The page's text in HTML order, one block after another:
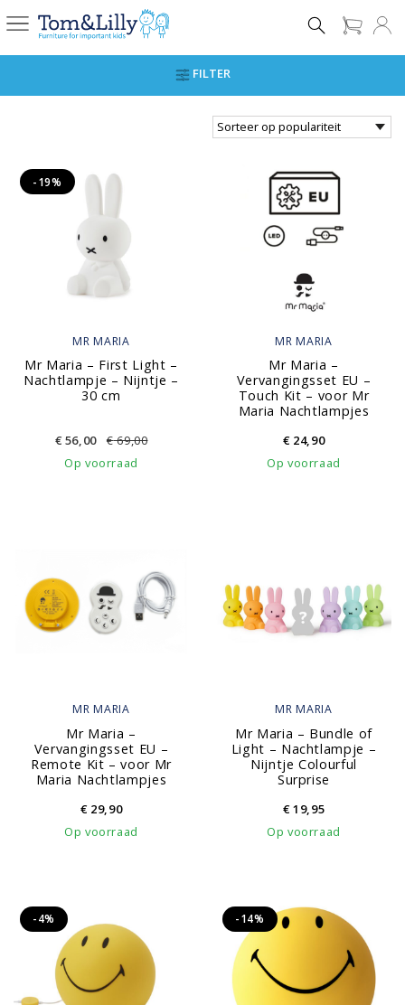
FILTER
MR MARIA
Mr Maria – First Light –
Nachtlampje – Nijntje –
30 cm
€ 56,00 €69,00
-19%
Op voorraad
MR MARIA
Mr Maria –
Vervangingsset EU –
Touch Kit – voor Mr
Maria Nachtlampjes
€24,90
Op voorraad
MR MARIA
Mr Maria –
Vervangingsset EU –
Remote Kit – voor Mr
Maria Nachtlampjes
€29,90
Op voorraad
MR MARIA
Mr Maria – Bundle of
Light – Nachtlampje –
Nijntje Colourful
Surprise
€19,95
Op voorraad
-4% -14%